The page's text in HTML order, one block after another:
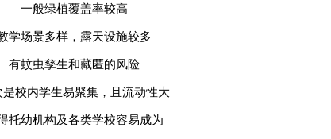
一般绿植覆盖率较高
学场景多样，露天设施较多
有蚊虫孳生和藏匿的风险
是校内学生易聚集，且流动性大
托幼机构及各类学校容易成为